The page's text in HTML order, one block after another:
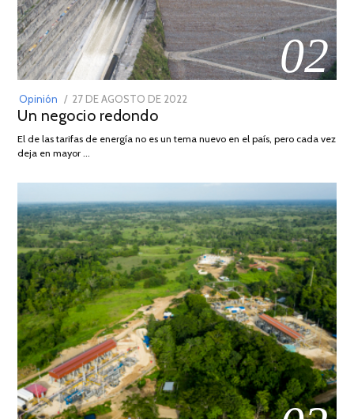
02
Opinión
POSTED
ON
27 DE AGOSTO DE 2022
DE
Un negocio redondo
El de las tarifas de energía no es un tema nuevo en el país, pero cada vez
deja en mayor …